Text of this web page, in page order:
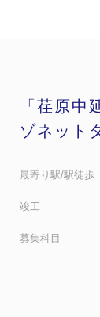
「荏原中
ゾネット
最寄り駅/駅徒歩
竣工
募集科目